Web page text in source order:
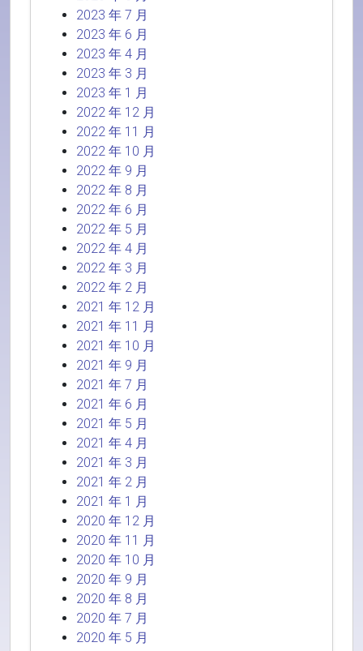
2023 年 7 月
2023 年 6 月
2023 年 4 月
2023 年 3 月
2023 年 1 月
2022 年 12 月
2022 年 11 月
2022 年 10 月
2022 年 9 月
2022 年 8 月
2022 年 6 月
2022 年 5 月
2022 年 4 月
2022 年 3 月
2022 年 2 月
2021 年 12 月
2021 年 11 月
2021 年 10 月
2021 年 9 月
2021 年 7 月
2021 年 6 月
2021 年 5 月
2021 年 4 月
2021 年 3 月
2021 年 2 月
2021 年 1 月
2020 年 12 月
2020 年 11 月
2020 年 10 月
2020 年 9 月
2020 年 8 月
2020 年 7 月
2020 年 5 月